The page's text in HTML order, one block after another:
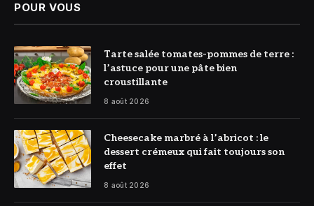
POUR VOUS
© DR
Tarte salée tomates-pommes de terre :
l’astuce pour une pâte bien
croustillante
8 août 2026
© DR
Cheesecake marbré à l’abricot : le
dessert crémeux qui fait toujours son
effet
8 août 2026